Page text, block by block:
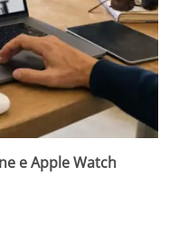
e Apple Watch